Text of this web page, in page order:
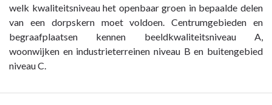
welk kwaliteitsniveau het openbaar groen in bepaalde delen
van een dorpskern moet voldoen. Centrumgebieden en
begraafplaatsen kennen beeldkwaliteitsniveau A,
woonwijken en industrieterreinen niveau B en buitengebied
niveau C.